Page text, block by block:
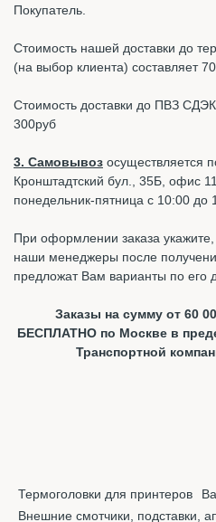
Покупатель.
Стоимость нашей доставки до
(на выбор клиента) составляет
Стоимость доставки до ПВЗ
300руб
3. Самовывоз осуществляется
Кронштадтский бул., 35Б, офис
понедельник-пятница с 10:00 до
При оформлении заказа
наши менеджеры после
предложат Вам варианты по его
Заказы на сумму от 60
БЕСПЛАТНО по Москве в
Транспортной
Термоголовки для принтеров
Внешние смотчики, подставки,